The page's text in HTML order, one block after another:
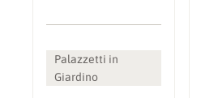
Palazzetti in
Giardino